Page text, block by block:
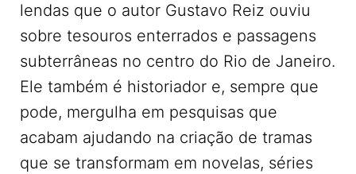
lendas que o autor Gustavo Reiz ouviu
sobre tesouros enterrados e passagens
subterrâneas no centro do Rio de Janeiro.
Ele também é historiador e, sempre que
pode, mergulha em pesquisas que
acabam ajudando na criação de tramas
que se transformam em novelas, séries